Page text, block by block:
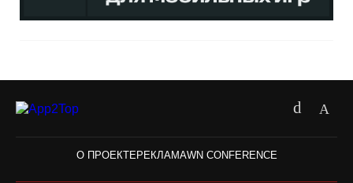
О ПРОЕКТЕРЕКЛАМАWN CONFERENCE